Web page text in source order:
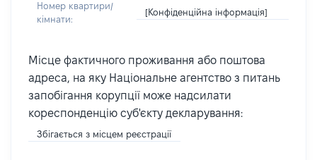
Номер квартири/
кімнати:
[Конфіденційна інформація]
Місце фактичного проживання або поштова
адреса, на яку Національне агентство з питань
запобігання корупції може надсилати
кореспонденцію суб'єкту декларування:
Збігається з місцем реєстрації